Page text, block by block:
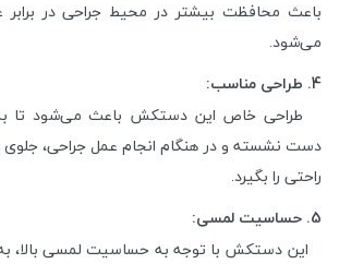
باعث محافظت بیشتر در محیط جراحی در برابر
می‌شود.
4. طراحی مناسب:
طراحی خاص این دستکش باعث می‌شود تا
دست نشسته و در هنگام انجام عمل جراحی،
راحتی را بگیرد.
5. حساسیت لمسی:
این دستکش با توجه به حساسیت لمسی بالا، به